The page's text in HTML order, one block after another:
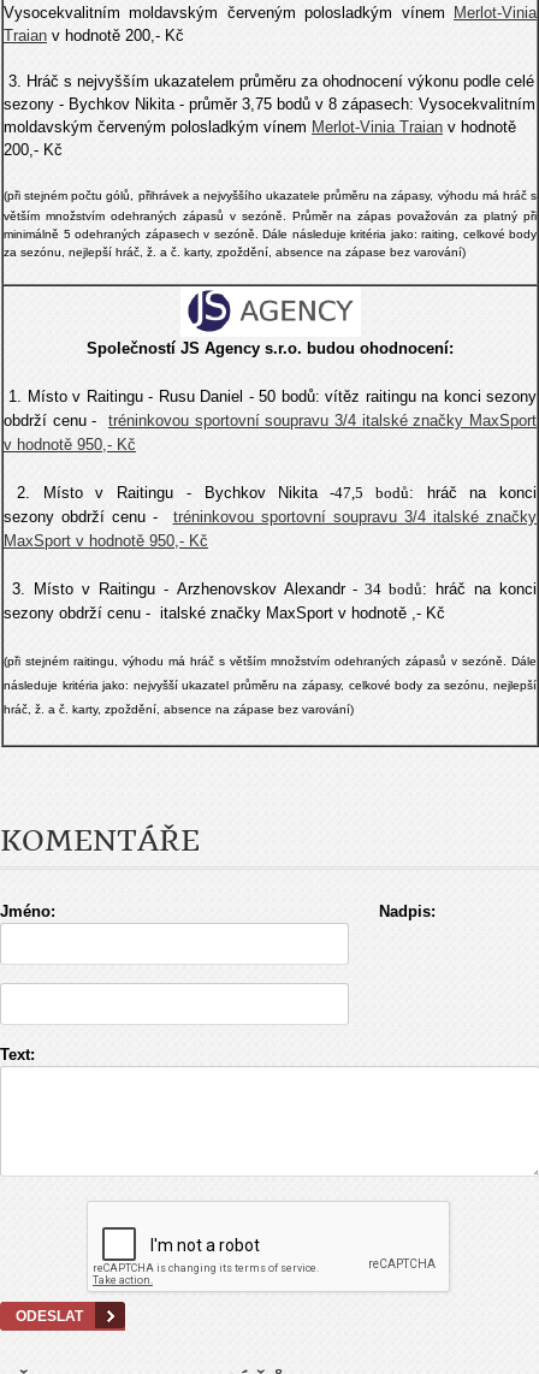
Vysocekvalitním moldavským červeným polosladkým vínem
Merlot-Vinia
Traian v hodnotě 200,- Kč
3. Hráč s nejvyšším ukazatelem průměru za ohodnocení výkonu podle celé
sezony - Bychkov Nikita- průměr 3,75 bodů v 8 zápasech: Vysocekvalitním
moldavským červeným polosladkým vínem Merlot-Vinia Traian v hodnotě
200,- Kč
(při stejném počtu gólů, přihrávek a nejvyššího ukazatele průměru na zápasy, výhodu má hráč s
větším množstvím odehraných zápasů v sezóně. Průměr na zápas považován za platný při
minimálně 5 odehraných zápasech v sezóně. Dále následuje kritéria jako: raiting, celkové body
za sezónu, nejlepší hráč, ž. a č. karty, zpoždění, absence na zápase bez varování)
Společností JS Agency s.r.o. budou ohodnocení:
1. Místo v Raitingu - Rusu Daniel - 50 bodů:vítěz raitingu na konci sezony
obdrží cenu -
tréninkovou sportovní soupravu 3/4italské značky MaxSport
v hodnotě 950,- Kč
2. Místo v Raitingu - Bychkov Nikita-47,5 bodů:
hráč na konci
sezony obdrží cenu -
tréninkovou sportovní soupravu 3/4italské značky
MaxSport v hodnotě 950,- Kč
3. Místo v Raitingu - Arzhenovskov Alexandr- 34 bodů:
hráč na konci
sezony obdrží cenu - italské značky MaxSport v hodnotě ,- Kč
(při stejném raitingu, výhodu má hráč s větším množstvím odehraných zápasů v sezóně. Dále
následuje kritéria jako: nejvyšší ukazatel průměru na zápasy, celkové body za sezónu, nejlepší
hráč, ž. a č. karty, zpoždění, absence na zápase bez varování)
KOMENTÁŘE
Jméno: Nadpis:
Text: